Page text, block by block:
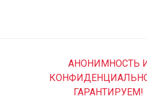
АНОНИМНОСТЬ И
ГАРАНТИРУЕМ!